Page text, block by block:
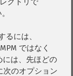
るには、
MPM ではなく
には、先ほどの
次のオプション